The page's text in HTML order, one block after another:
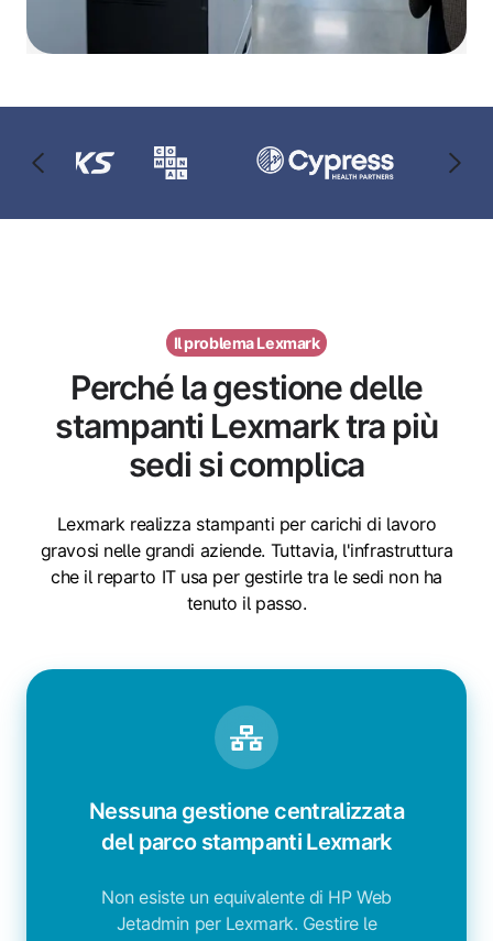
Il problema Lexmark
Perché la gestione delle
stampanti Lexmark tra più
sedi si complica
Lexmark realizza stampanti per carichi di lavoro
gravosi nelle grandi aziende. Tuttavia, l'infrastruttura
che il reparto IT usa per gestirle tra le sedi non ha
tenuto il passo.
Nessuna gestione centralizzata
del parco stampanti Lexmark
Non esiste un equivalente di HP Web
Jetadmin per Lexmark. Gestire le